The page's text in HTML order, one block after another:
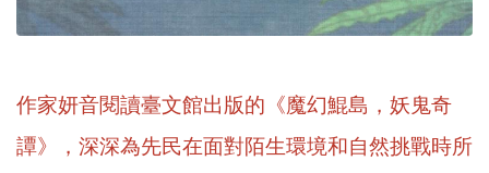
作家妍音閱讀臺文館出版的《魔幻鯤島，妖鬼奇
譚》，深深為先民在面對陌生環境和自然挑戰時所